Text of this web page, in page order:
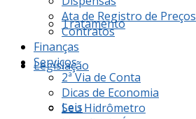
Tratamento
Legislação
Leis
Ata de Registro de Preços
Contratos
Finanças
Serviços
2ª Via de Conta
Dicas de Economia
Seu Hidrômetro